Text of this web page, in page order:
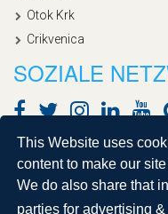
This Website uses
content to make our
We do also share that
parties for advertising
Otok Krk
Crikvenica
SOZIALE
Copyright © 2020,